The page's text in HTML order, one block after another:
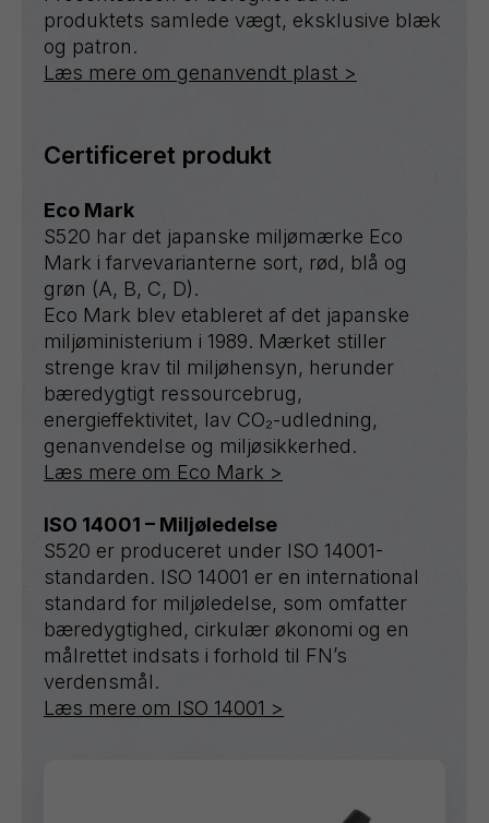
produktets samlede vægt, eksklusive blæk
og patron.
Læs mere om genanvendt plast >
Certificeret produkt
Eco Mark
S520 har det japanske miljømærke Eco
Mark i farvevarianterne sort, rød, blå og
grøn (A, B, C, D).
Eco Mark blev etableret af det japanske
miljøministerium i 1989. Mærket stiller
strenge krav til miljøhensyn, herunder
bæredygtigt ressourcebrug,
energieffektivitet, lav CO₂-udledning,
genanvendelse og miljøsikkerhed.
Læs mere om Eco Mark >
ISO 14001 – Miljøledelse
S520 er produceret under ISO 14001-
standarden. ISO 14001 er en international
standard for miljøledelse, som omfatter
bæredygtighed, cirkulær økonomi og en
målrettet indsats i forhold til FN’s
verdensmål.
Læs mere om ISO 14001 >